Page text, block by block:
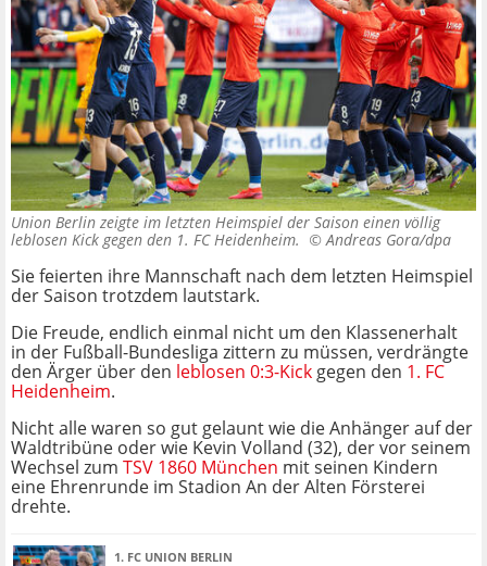
Union Berlin zeigte im letzten Heimspiel der Saison einen völlig
leblosen Kick gegen den 1. FC Heidenheim. ©Andreas Gora/dpa
Sie feierten ihre Mannschaft nach dem letzten Heimspiel
der Saison trotzdem lautstark.
Die Freude, endlich einmal nicht um den Klassenerhalt
in der Fußball-Bundesliga zittern zu müssen, verdrängte
den Ärger über den leblosen 0:3-Kick gegen den 1. FC
Heidenheim.
Nicht alle waren so gut gelaunt wie die Anhänger auf der
Waldtribüne oder wie Kevin Volland (32), der vor seinem
Wechsel zum TSV 1860 München mit seinen Kindern
eine Ehrenrunde im Stadion An der Alten Försterei
drehte.
1. FC UNION BERLIN